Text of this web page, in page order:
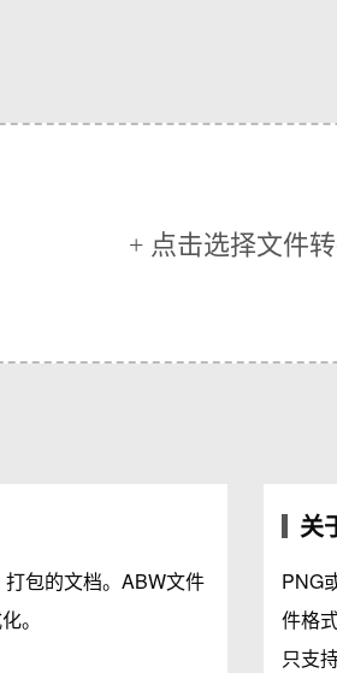
+ 点击选择文件
包的文档。ABW文件
。
关
PNG
件格
只支